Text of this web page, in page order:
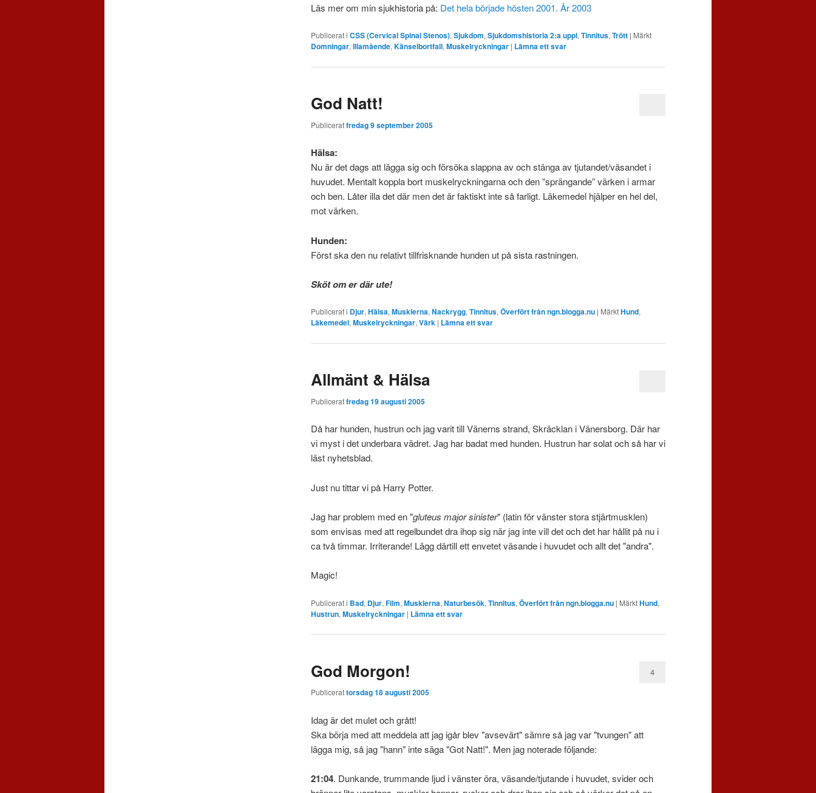
Läs mer om min sjukhistoria på: Det hela började hösten 2001. År 2003
Publicerat i CSS (Cervical Spinal Stenos), Sjukdom, Sjukdomshistoria 2:a uppl, Tinnitus, Trött | Märkt
Domningar, Illamående, Känselbortfall, Muskelryckningar | Lämna ett svar
God Natt!
Publiceratfredag 9 september 2005
Hälsa:
Nu är det dags att lägga sig och försöka slappna av och stänga av tjutandet/väsandet i
huvudet. Mentalt koppla bort muskelryckningarna och den ”sprängande” värken i armar
och ben. Låter illa det där men det är faktiskt inte så farligt. Läkemedel hjälper en hel del,
mot värken.
Hunden:
Först ska den nu relativt tillfrisknande hunden ut på sista rastningen.
Sköt om er där ute!
Publicerat i Djur,Hälsa,Musklerna,Nackrygg,Tinnitus,Överfört från ngn.blogga.nu | MärktHund,
Läkemedel,Muskelryckningar,Värk | Lämna ett svar
Allmänt & Hälsa
Publiceratfredag 19 augusti 2005
Då har hunden, hustrun och jag varit till Vänerns strand, Skräcklan i Vänersborg. Där har
vi myst i det underbara vädret. Jag har badat med hunden. Hustrun har solat och så har vi
läst nyhetsblad.
Just nu tittar vi på Harry Potter.
Jag har problem med en "gluteus major sinister" (latin för vänster stora stjärtmusklen)
som envisas med att regelbundet dra ihop sig när jag inte vill det och det har hållit på nu i
ca två timmar. Irriterande! Lägg därtill ett envetet väsande i huvudet och allt det "andra".
Magic!
Publicerat i Bad, Djur, Film, Musklerna, Naturbesök, Tinnitus, Överfört från ngn.blogga.nu | MärktHund,
Hustrun, Muskelryckningar | Lämna ett svar
God Morgon!
Publicerattorsdag 18 augusti 2005
4
Idag är det mulet och grått!
Ska börja med att meddela att jag igår blev "avsevärt" sämre så jag var "tvungen" att
lägga mig, så jag "hann" inte säga "Got Natt!". Men jag noterade följande:
21:04. Dunkande, trummande ljud i vänster öra, väsande/tjutande i huvudet, svider och